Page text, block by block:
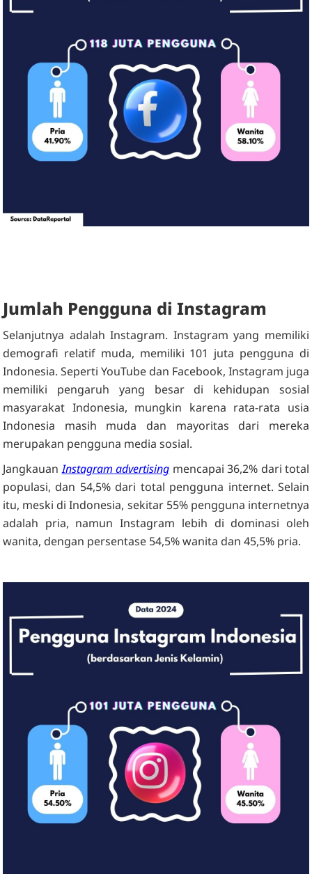
Jumlah Pengguna di Instagram
Selanjutnya adalah Instagram. Instagram yang memiliki
demografi relatif muda, memiliki 101 juta pengguna di
Indonesia. Seperti YouTube dan Facebook, Instagram juga
memiliki pengaruh yang besar di kehidupan sosial
masyarakat Indonesia, mungkin karena rata-rata usia
Indonesia masih muda dan mayoritas dari mereka
merupakan pengguna media sosial.
JangkauanInstagram advertising mencapai 36,2% dari total
populasi, dan 54,5% dari total pengguna internet. Selain
itu, meski di Indonesia, sekitar 55% pengguna internetnya
adalah pria, namun Instagram lebih di dominasi oleh
wanita, dengan persentase 54,5% wanita dan 45,5% pria.